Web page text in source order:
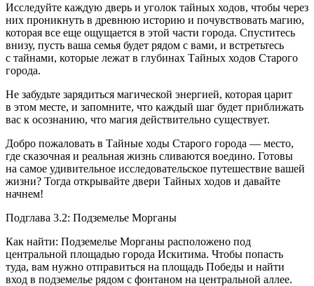
Исследуйте каждую дверь и уголок тайных ходов, чтобы через
них проникнуть в древнюю историю и почувствовать магию,
которая все еще ощущается в этой части города. Спуститесь
внизу, пусть ваша семья будет рядом с вами, и встретьтесь
с тайнами, которые лежат в глубинах Тайных ходов Старого
города.
Не забудьте зарядиться магической энергией, которая царит
в этом месте, и запомните, что каждый шаг будет приближать
вас к осознанию, что магия действительно существует.
Добро пожаловать в Тайные ходы Старого города — место,
где сказочная и реальная жизнь сливаются воедино. Готовы
на самое удивительное исследовательское путешествие вашей
жизни? Тогда открывайте двери Тайных ходов и давайте
начнем!
Подглава 3.2: Подземелье Морганы
Как найти: Подземелье Морганы расположено под
центральной площадью города Искитима. Чтобы попасть
туда, вам нужно отправиться на площадь Победы и найти
вход в подземелье рядом с фонтаном на центральной аллее.